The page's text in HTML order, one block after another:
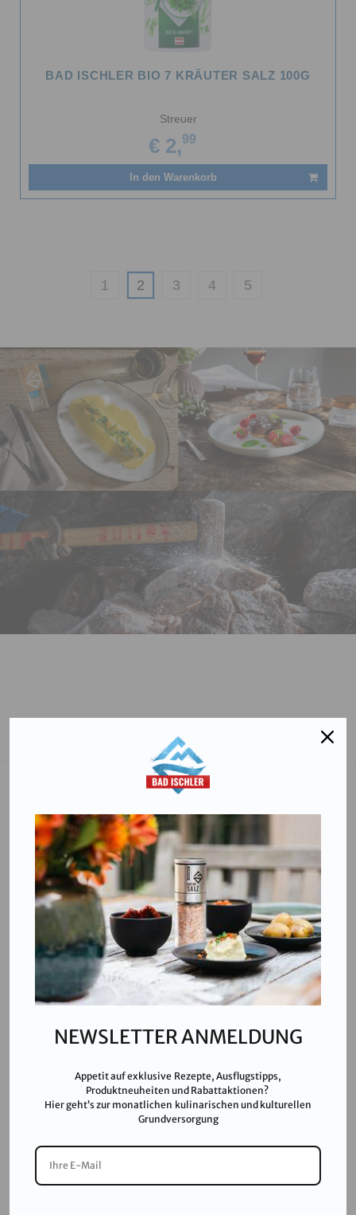
BAD ISCHLER BIO 7 KRÄUTER SALZ 100G
Streuer
€ 2,99
In den Warenkorb
1 2 3 4 5
Steinkogelstraße 30
4802 Ebensee am Traunsee,AUSTRIA
+43 676 87812208
ecommerce@salinen.com
Kontakt
Downloads
Presse
Datenschutz
Impressum
AGB
SALINEN AUSTRIA AG ist nach GMP, IFS, QS, ISO 9001,
NEWSLETTER ANMELDUNG
Appetit auf exklusive Rezepte, Ausflugstipps,
Produktneuheiten und Rabattaktionen?
Hier geht’s zur monatlichen kulinarischen und kulturellen
Grundversorgung